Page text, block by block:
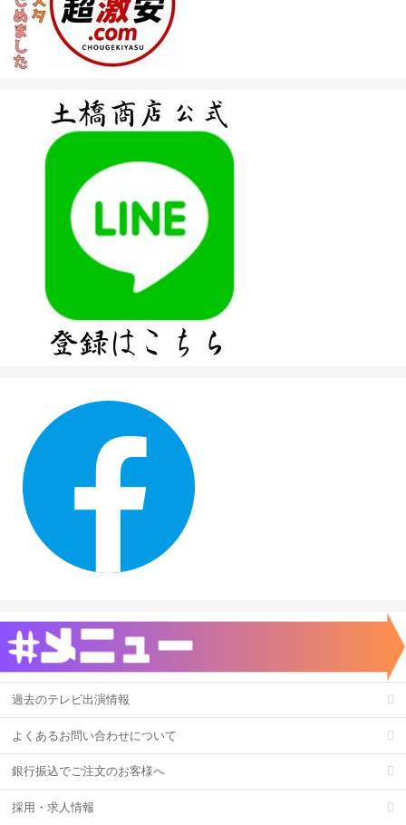
過去のテレビ出演情報
よくあるお問い合わせについて
銀行振込でご注文のお客様へ
採用・求人情報